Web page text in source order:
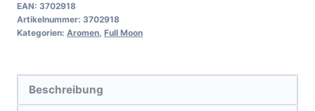
EAN: 3702918
Artikelnummer: 3702918
Kategorien: Aromen, Full Moon
Beschreibung